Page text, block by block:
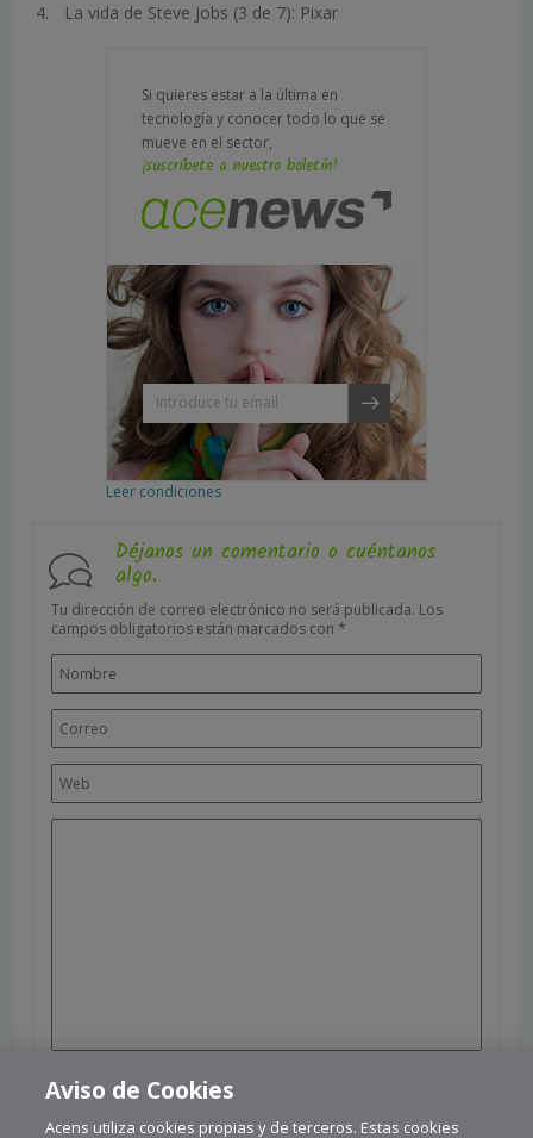
La vida de Steve Jobs (3 de 7): Pixar
Si quieres estar a la última en
tecnología y conocer todo lo que se
mueve en el sector,
¡suscríbete a nuestro boletín!
Leer condiciones
Déjanos un comentario o cuéntanos
algo.
Tu dirección de correo electrónico no será publicada. Los
campos obligatorios están marcados con *
Leer condiciones
Aviso de Cookies
Acens utiliza cookies propias y de terceros. Estas cookies